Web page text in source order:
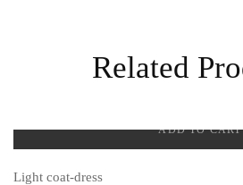
Related
ADD TO CART
Light coat-dress